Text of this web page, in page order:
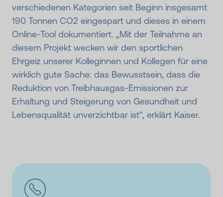
verschiedenen Kategorien seit Beginn insgesamt
190 Tonnen CO2 eingespart und dieses in einem
Online-Tool dokumentiert. „Mit der Teilnahme an
diesem Projekt wecken wir den sportlichen
Ehrgeiz unserer Kolleginnen und Kollegen für eine
wirklich gute Sache: das Bewusstsein, dass die
Reduktion von Treibhausgas-Emissionen zur
Erhaltung und Steigerung von Gesundheit und
Lebensqualität unverzichtbar ist“, erklärt Kaiser.